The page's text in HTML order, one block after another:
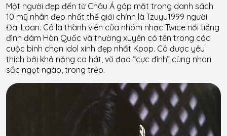
Một người đẹp đến từ Châu Á góp mặt trong danh sách
10 mỹ nhân đẹp nhất thế giới chính là Tzuyu1999 người
Đài Loan. Cô là thành viên của nhóm nhạc Twice nổi tiếng
đình đám Hàn Quốc và thường xuyên có tên trong các
cuộc bình chọn idol xinh đẹp nhất Kpop. Cô được yêu
thích bởi khả năng ca hát, vũ đạo “cực đỉnh” cùng nhan
sắc ngọt ngào, trong trẻo.